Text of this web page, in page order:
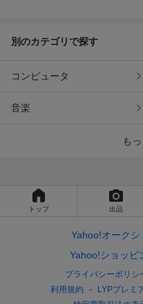
別のカテゴリで探す
コンピュータ
音楽
も
トップ 出品
Yahoo!オークシ
Yahoo!ショッピ
プライバシーポリシ
利用規約
LYPプレミ